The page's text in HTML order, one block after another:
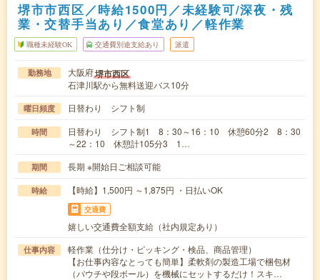
堺市市西区／時給1500円／未経験可/深夜・残
業・交替手当あり／食堂あり／軽作業
職種未経験OK 交通費別途支給あり 派遣
勤務地 大阪府堺市西区
石津川駅から無料送迎バス10分
曜日頻度 日替わり シフト制
時間
日替わり シフト制1 8：30～16：10 休憩60分2 8：30
～22：10 休憩計105分3 1…
期間 長期 ※開始日ご相談可能
時給 【時給】1,500円 ～1,875円 ・日払いOK
交通費
嬉しい交通費全額支給（社内規定あり）
仕事内容
軽作業（仕分け・ピッキング・検品、商品管理）
【お仕事内容なとっても簡単】柔軟剤の製造工場で梱包材
（パウチや段ボール）を機械にセットするだけ！スキ…